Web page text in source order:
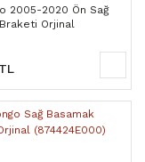
2005-2020 Ön Sağ
Orjinal